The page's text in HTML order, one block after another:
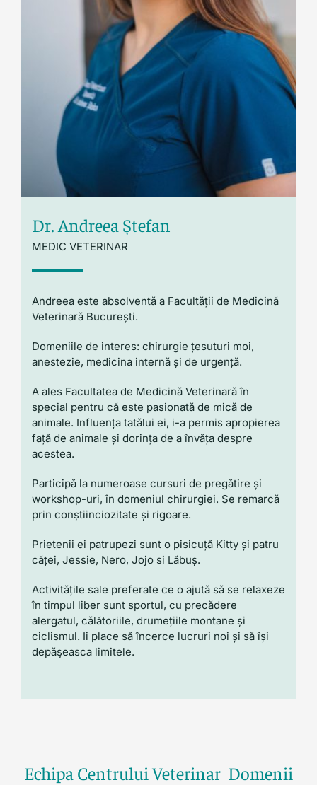
Dr. Andreea Ștefan
MEDIC VETERINAR
Andreea este absolventă a Facultății de Medicină
Veterinară București.
Domeniile de interes: chirurgie țesuturi moi,
anestezie, medicina internă și de urgență.
A ales Facultatea de Medicină Veterinară în
special pentru că este pasionată de mică de
animale. Influența tatălui ei, i-a permis apropierea
față de animale și dorința de a învăța despre
acestea.
Participă la numeroase cursuri de pregătire și
workshop-uri, în domeniul chirurgiei. Se remarcă
prin conștiinciozitate și rigoare.
Prietenii ei patrupezi sunt o pisicuță Kitty și patru
căței, Jessie, Nero, Jojo si Lăbuș.
Activitățile sale preferate ce o ajută să se relaxeze
în timpul liber sunt sportul, cu precădere
alergatul, călătoriile, drumețiile montane și
ciclismul. Ii place să încerce lucruri noi și să își
depăşeasca limitele.
Echipa Centrului Veterinar Domenii